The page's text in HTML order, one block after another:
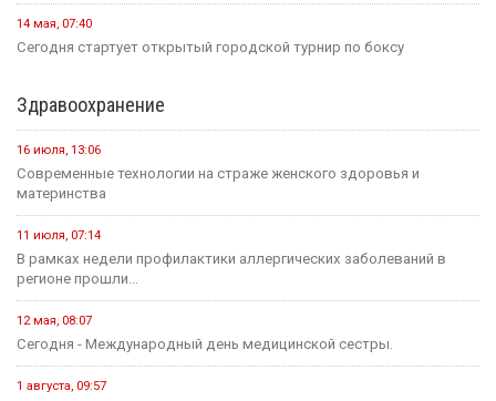
14 мая, 07:40
Сегодня стартует открытый городской турнир по боксу
Здравоохранение
16 июля, 13:06
Современные технологии на страже женского здоровья и
материнства
11 июля, 07:14
В рамках недели профилактики аллергических заболеваний в
регионе прошли...
12 мая, 08:07
Сегодня - Международный день медицинской сестры.
1 августа, 09:57